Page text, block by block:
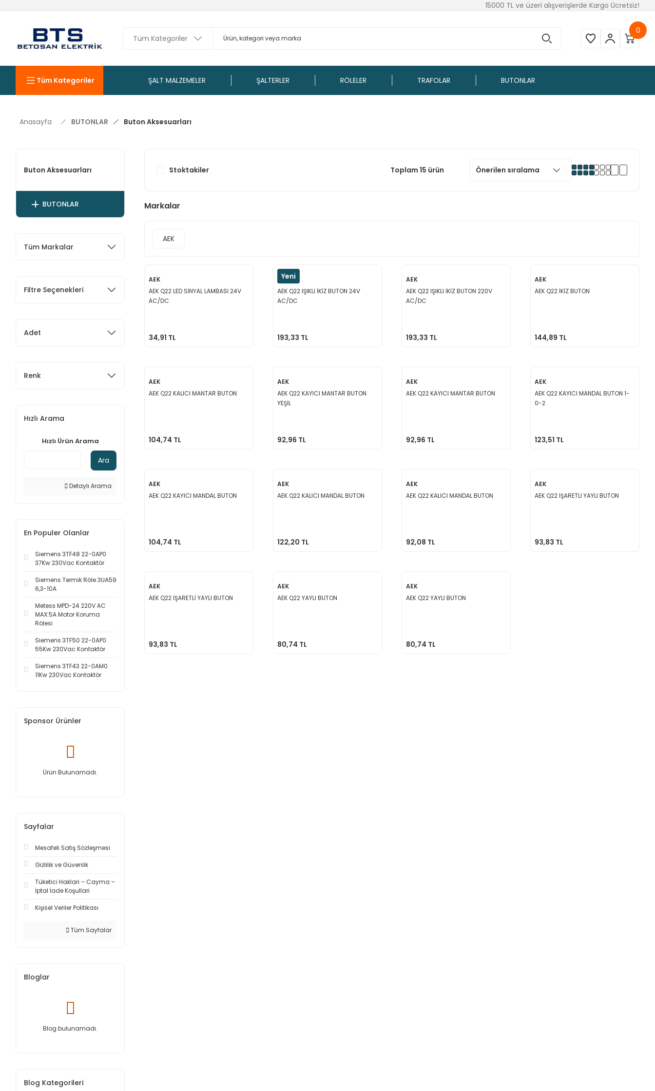
15000 TL ve üzeri alışverişlerde Kargo Ücretsiz!
0
Tüm Kategoriler ŞALT MALZEMELER ŞALTERLER RÖLELER TRAFOLAR BUTONLAR
Anasayfa BUTONLAR Buton Aksesuarları
Buton Aksesuarları
BUTONLAR
Tüm Markalar
Filtre Seçenekleri
Adet
Renk
Hızlı Arama
Hızlı Ürün Arama
Ara
Detaylı Arama
En Populer Olanlar
Siemens 3TF48 22-0AP0
37Kw 230Vac Kontaktör
Siemens Termik Röle 3UA59
6,3-10A
Metess MPD-24 220V AC
MAX:5A Motor Koruma
Rölesi
Siemens 3TF50 22-0AP0
55Kw 230Vac Kontaktör
Siemens 3TF43 22-0AM0
11Kw 230Vac Kontaktör
Sponsor Ürünler
Ürün Bulunamadı.
Sayfalar
Mesafeli Satış Sözleşmesi
Gizlilik ve Güvenlik
Tüketici Haklari – Cayma –
İptal İade Koşullari
Kişisel Veriler Politikası
Tüm Sayfalar
Bloglar
Blog bulunamadı.
Blog Kategorileri
Stoktakiler Toplam 15 ürün
Markalar
AEK
AEK
AEK Q22 LED SİNYAL LAMBASI 24V
AC/DC
34,91 TL
Yeni
AEK
AEK Q22 IŞIKLI İKİZ BUTON 24V
AC/DC
193,33 TL
AEK
AEK Q22 IŞIKLI İKİZ BUTON 220V
AC/DC
193,33 TL
AEK
AEK Q22 İKİZ BUTON
144,89 TL
AEK
AEK Q22 KALICI MANTAR BUTON
104,74 TL
AEK
AEK Q22 KAYICI MANTAR BUTON
YEŞİL
92,96 TL
AEK
AEK Q22 KAYICI MANTAR BUTON
92,96 TL
AEK
AEK Q22 KAYICI MANDAL BUTON 1-
0-2
123,51 TL
AEK
AEK Q22 KAYICI MANDAL BUTON
104,74 TL
AEK
AEK Q22 KALICI MANDAL BUTON
122,20 TL
AEK
AEK Q22 KALICI MANDAL BUTON
92,08 TL
AEK
AEK Q22 İŞARETLİ YAYLI BUTON
93,83 TL
AEK
AEK Q22 İŞARETLİ YAYLI BUTON
93,83 TL
AEK
AEK Q22 YAYLI BUTON
80,74 TL
AEK
AEK Q22 YAYLI BUTON
80,74 TL